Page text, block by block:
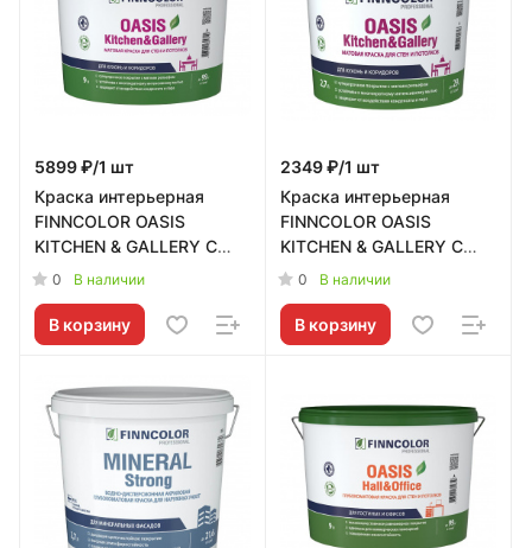
5899 ₽/1 шт
Краска интерьерная
FINNCOLOR OASIS
KITCHEN & GALLERY C
матовая 9л Tikkurila RU -
0 В наличии
В корзину
2349 ₽/1 шт
Краска интерьерная
FINNCOLOR OASIS
KITCHEN & GALLERY C
матовая 2,7л Tikkurila RU
0 В наличии
В корзину